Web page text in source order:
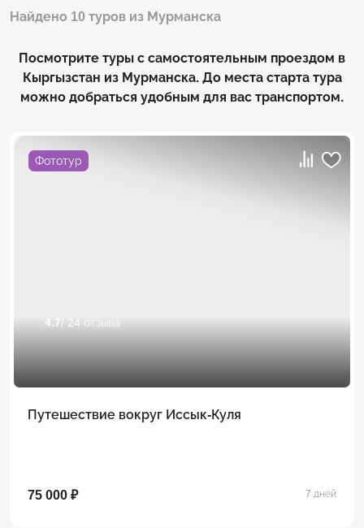
Найдено 10 туров из Мурманска
Посмотрите туры с самостоятельным проездом в
Кыргызстан из Мурманска. До места старта тура
можно добраться удобным для вас транспортом.
Фототур
4.7/ 24 отзыва
Путешествие вокруг Иссык-Куля
75 000 ₽ 7 дней